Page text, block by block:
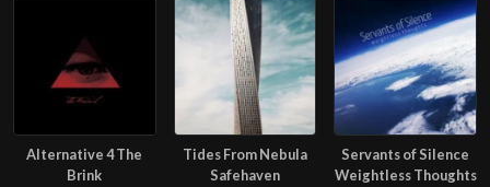
Alternative 4 The
Brink
Tides From Nebula
Safehaven
Servants of Silence
Weightless Thoughts